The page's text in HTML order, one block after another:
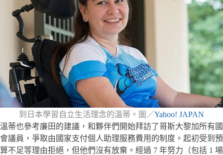
到日本學習自立生活理念的溫蒂。圖／Yahoo! JAPAN
溫蒂也參考廉田的建議，和夥伴們開始拜訪了哥斯大黎加所有國
會議員，爭取由國家支付個人助理服務費用的制度。起初受到預
算不足等理由拒絕，但他們沒有放棄。經過 7 年努力（包括 1 場